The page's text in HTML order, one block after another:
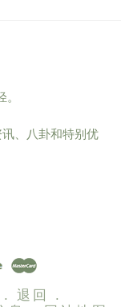
、八卦和特别优
退回 .